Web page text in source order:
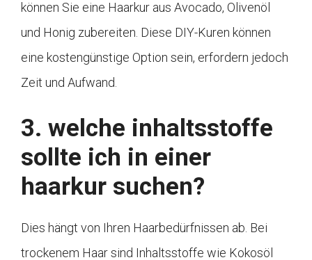
können Sie eine Haarkur aus Avocado, Olivenöl
und Honig zubereiten. Diese DIY-Kuren können
eine kostengünstige Option sein, erfordern jedoch
Zeit und Aufwand.
3. welche inhaltsstoffe
sollte ich in einer
haarkur suchen?
Dies hängt von Ihren Haarbedürfnissen ab. Bei
trockenem Haar sind Inhaltsstoffe wie Kokosöl